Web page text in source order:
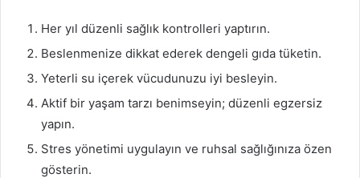
Her yıl düzenli sağlık kontrolleri yaptırın.
Beslenmenize dikkat ederek dengeli gıda tüketin.
Yeterli su içerek vücudunuzu iyi besleyin.
Aktif bir yaşam tarzı benimseyin; düzenli egzersiz
yapın.
Stres yönetimi uygulayın ve ruhsal sağlığınıza özen
gösterin.